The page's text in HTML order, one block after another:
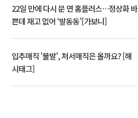
22일 만에 다시 문 연 홈플러스…정상화 바
쁜데 재고 없어 ‘발동동’[가보니]
입추매직 '불발', 처서매직은 올까요? [해
시태그]